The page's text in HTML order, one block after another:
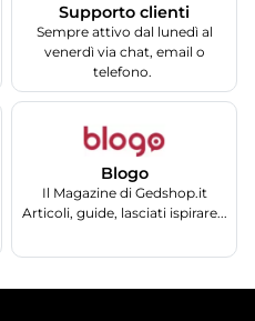
Supporto clienti
Sempre attivo dal lunedì al
venerdì via chat, email o
telefono.
Blogo
Il Magazine di Gedshop.it
Articoli, guide, lasciati ispirare...